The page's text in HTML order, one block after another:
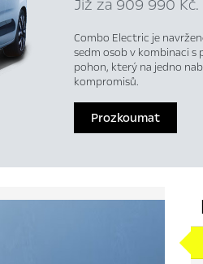
Již za 909 990 Kč.
Combo Electric je
sedm osob v kombinaci
pohon, který na jedno
kompromisů.
Prozkoumat